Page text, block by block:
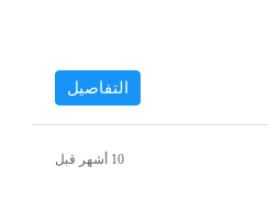
التفاصيل